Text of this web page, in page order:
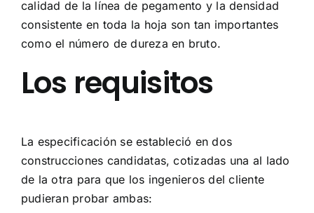
calidad de la línea de pegamento y la densidad
consistente en toda la hoja son tan importantes
como el número de dureza en bruto.
Los requisitos
La especificación se estableció en dos
construcciones candidatas, cotizadas una al lado
de la otra para que los ingenieros del cliente
pudieran probar ambas: